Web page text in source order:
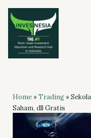
Skip
content
Home»Trading»
Saham, dll Gratis